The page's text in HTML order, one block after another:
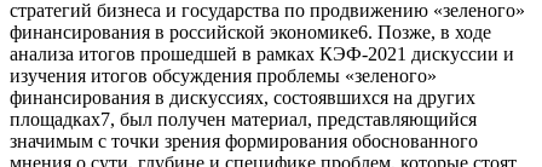
стратегий бизнеса и государства по продвижению «зеленого»
финансирования в российской экономике6. Позже, в ходе
анализа итогов прошедшей в рамках КЭФ-2021 дискуссии и
изучения итогов обсуждения проблемы «зеленого»
финансирования в дискуссиях, состоявшихся на других
площадках7, был получен материал, представляющийся
значимым с точки зрения формирования обоснованного
мнения о сути, глубине и специфике проблем, которые стоят